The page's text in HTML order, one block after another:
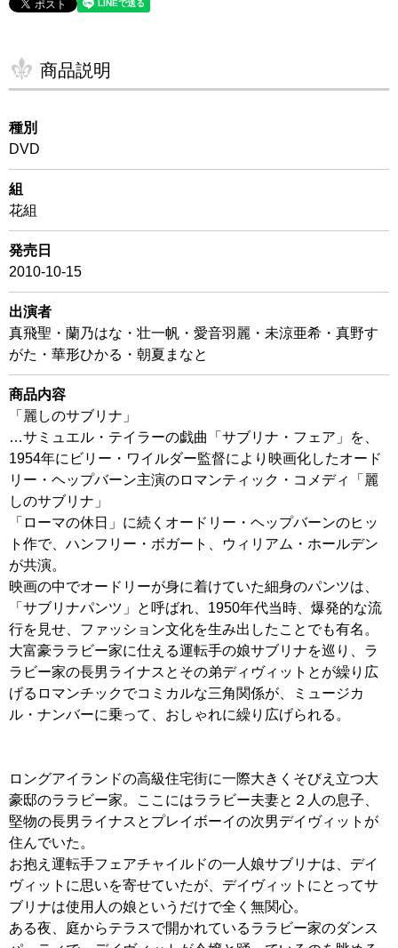
商品説明
種別
DVD
組
花組
発売日
2010-10-15
出演者
真飛聖・蘭乃はな・壮一帆・愛音羽麗・未涼亜希・真野す
がた・華形ひかる・朝夏まなと
商品内容
「麗しのサブリナ」
…サミュエル・テイラーの戯曲「サブリナ・フェア」を、
1954年にビリー・ワイルダー監督により映画化したオード
リー・ヘップバーン主演のロマンティック・コメディ「麗
しのサブリナ」
「ローマの休日」に続くオードリー・ヘップバーンのヒッ
ト作で、ハンフリー・ボガート、ウィリアム・ホールデン
が共演。
映画の中でオードリーが身に着けていた細身のパンツは、
「サブリナパンツ」と呼ばれ、1950年代当時、爆発的な流
行を見せ、ファッション文化を生み出したことでも有名。
大富豪ララビー家に仕える運転手の娘サブリナを巡り、ラ
ラビー家の長男ライナスとその弟ディヴィットとが繰り広
げるロマンチックでコミカルな三角関係が、ミュージカ
ル・ナンバーに乗って、おしゃれに繰り広げられる。
ロングアイランドの高級住宅街に一際大きくそびえ立つ大
豪邸のララビー家。ここにはララビー夫妻と２人の息子、
堅物の長男ライナスとプレイボーイの次男デイヴィットが
住んでいた。
お抱え運転手フェアチャイルドの一人娘サブリナは、デイ
ヴィットに思いを寄せていたが、デイヴィットにとってサ
ブリナは使用人の娘というだけで全く無関心。
ある夜、庭からテラスで開かれているララビー家のダンス